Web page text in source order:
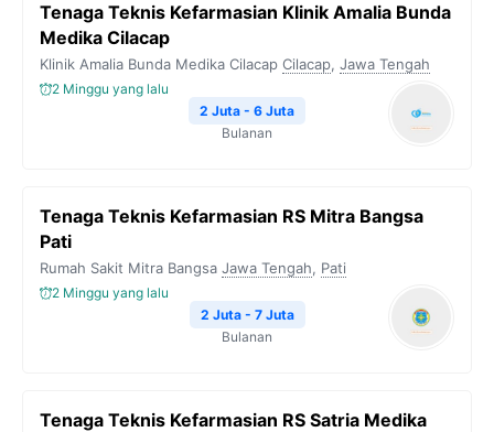
Tenaga Teknis Kefarmasian Klinik Amalia Bunda
Medika Cilacap
Klinik Amalia Bunda Medika Cilacap Cilacap, Jawa Tengah
2 Minggu yang lalu
2 Juta - 6 Juta
Bulanan
Tenaga Teknis Kefarmasian RS Mitra Bangsa
Pati
Rumah Sakit Mitra Bangsa Jawa Tengah, Pati
2 Minggu yang lalu
2 Juta - 7 Juta
Bulanan
Tenaga Teknis Kefarmasian RS Satria Medika